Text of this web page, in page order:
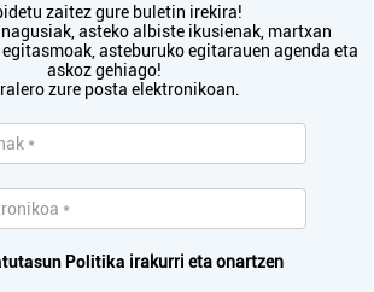
zaitez gure buletin irekira!
asteko albiste ikusienak, martxan
asteburuko egitarauen agenda eta
askoz gehiago!
zure posta elektronikoan.
Politika irakurri eta onartzen